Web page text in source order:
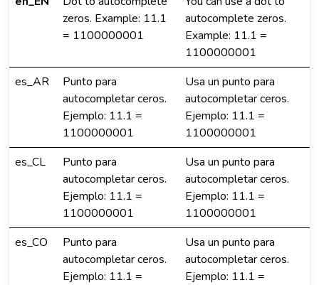
zeros. Example: 11.1
= 1100000001
autocomplete zeros.
Example: 11.1 =
1100000001
es_AR
Punto para
autocompletar ceros.
Ejemplo: 11.1 =
1100000001
Usa un punto para
autocompletar ceros.
Ejemplo: 11.1 =
1100000001
es_CL
Punto para
autocompletar ceros.
Ejemplo: 11.1 =
1100000001
Usa un punto para
autocompletar ceros.
Ejemplo: 11.1 =
1100000001
es_CO
Punto para
autocompletar ceros.
Ejemplo: 11.1 =
Usa un punto para
autocompletar ceros.
Ejemplo: 11.1 =